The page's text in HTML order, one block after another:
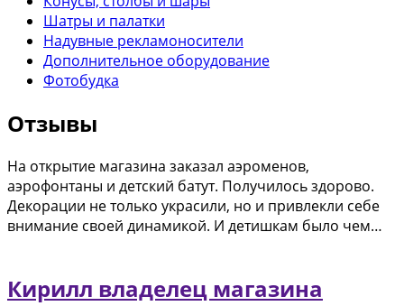
Шатры и палатки
Надувные рекламоносители
Дополнительное оборудование
Фотобудка
Отзывы
На открытие магазина заказал аэроменов,
аэрофонтаны и детский батут. Получилось здорово.
Декорации не только украсили, но и привлекли себе
внимание своей динамикой. И детишкам было чем…
Кирилл владелец магазина